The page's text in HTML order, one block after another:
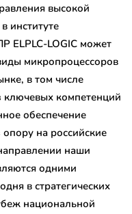
высокой
институте
ELPLC-LOGIC может
микропроцессоров
в том числе
ключевых компетенций
обеспечение
на российские
наши
одними
в стратегических
национальной